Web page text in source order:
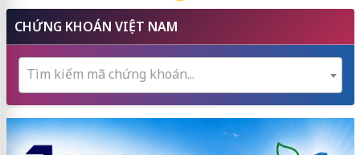
CHỨNG KHOÁN VIỆT NAM
Tìm kiếm mã chứng khoán...